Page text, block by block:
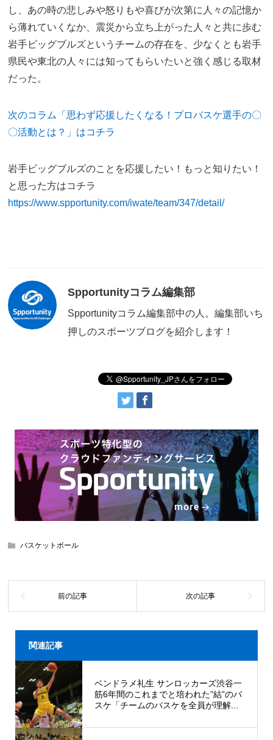
し、あの時の悲しみや怒りもや喜びが次第に人々の記憶か
ら薄れていくなか、震災から立ち上がった人々と共に歩む
岩手ビッグブルズというチームの存在を、少なくとも岩手
県民や東北の人々には知ってもらいたいと強く感じる取材
だった。
次のコラム「思わず応援したくなる！プロバスケ選手の〇
〇活動とは？」はコチラ
岩手ビッグブルズのことを応援したい！もっと知りたい！
と思った方はコチラ
https://www.spportunity.com/iwate/team/347/detail/
Spportunityコラム編集部
Spportunityコラム編集部中の人。編集部いち
押しのスポーツブログを紹介します！
バスケットボール
関連記事
ベンドラメ礼生 サンロッカーズ渋谷一
筋6年間のこれまでと培われた”結”のバ
スケ「チームのバスケを全員が理解...